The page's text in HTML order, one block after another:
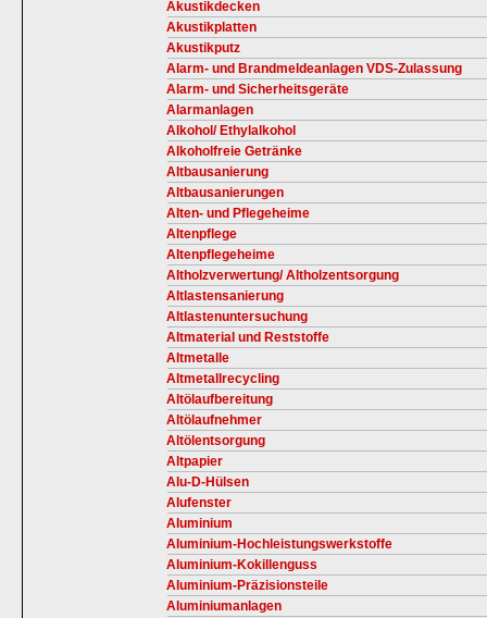
Akustikdecken
Akustikplatten
Akustikputz
Alarm- und Brandmeldeanlagen VDS-Zulassung
Alarm- und Sicherheitsgeräte
Alarmanlagen
Alkohol/ Ethylalkohol
Alkoholfreie Getränke
Altbausanierung
Altbausanierungen
Alten- und Pflegeheime
Altenpflege
Altenpflegeheime
Altholzverwertung/ Altholzentsorgung
Altlastensanierung
Altlastenuntersuchung
Altmaterial und Reststoffe
Altmetalle
Altmetallrecycling
Altölaufbereitung
Altölaufnehmer
Altölentsorgung
Altpapier
Alu-D-Hülsen
Alufenster
Aluminium
Aluminium-Hochleistungswerkstoffe
Aluminium-Kokillenguss
Aluminium-Präzisionsteile
Aluminiumanlagen